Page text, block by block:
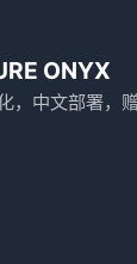
ONYX
，中文部署，